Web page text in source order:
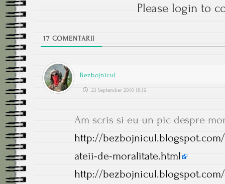
Please login to
17 COMENTARII
Bezbojnicul
23 September 2010 18:19
Am scris si eu un pic despre
http://
ateii-de-moralitate.html
http://